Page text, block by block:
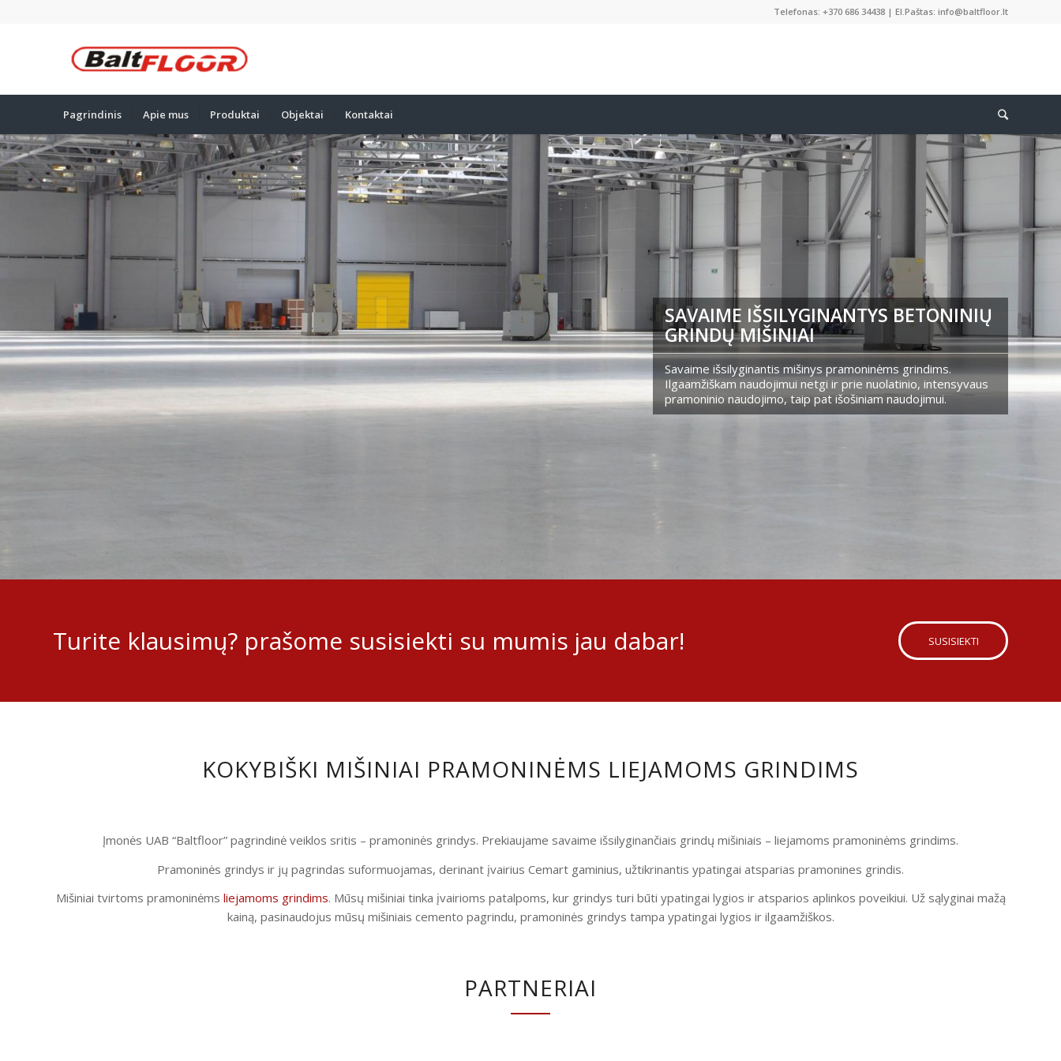
Telefonas: +370 686 34438 | El.Paštas: info@baltfloor.lt
Pagrindinis Apie mus Produktai Objektai Kontaktai
SAVAIME IŠSILYGINANTYS BETONINIŲ
GRINDŲ MIŠINIAI
Savaime išsilyginantis mišinys pramoninėms grindims.
Ilgaamžiškam naudojimui netgi ir prie nuolatinio, intensyvaus
pramoninio naudojimo, taip pat išošiniam naudojimui.
Turite klausimų? prašome susisiekti su mumis jau dabar! SUSISIEKTI
KOKYBIŠKI MIŠINIAI PRAMONINĖMS LIEJAMOMS GRINDIMS
Įmonės UAB “Baltfloor” pagrindinė veiklos sritis – pramoninės grindys. Prekiaujame savaime išsilyginančiais grindų mišiniais – liejamoms pramoninėms grindims.
Pramoninės grindys ir jų pagrindas suformuojamas, derinant įvairius Cemart gaminius, užtikrinantis ypatingai atsparias pramonines grindis.
Mišiniai tvirtoms pramoninėms liejamoms grindims. Mūsų mišiniai tinka įvairioms patalpoms, kur grindys turi būti ypatingai lygios ir atsparios aplinkos poveikiui. Už sąlyginai mažą
kainą, pasinaudojus mūsų mišiniais cemento pagrindu, pramoninės grindys tampa ypatingai lygios ir ilgaamžiškos.
PARTNERIAI